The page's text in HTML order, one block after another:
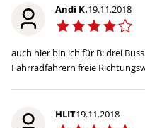
Andi K.19.11.2018
auch hier bin ich für B: drei
Fahrradfahrern freie
HLIT19.11.2018